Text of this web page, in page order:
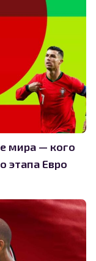
мира — кого
этапа Евро